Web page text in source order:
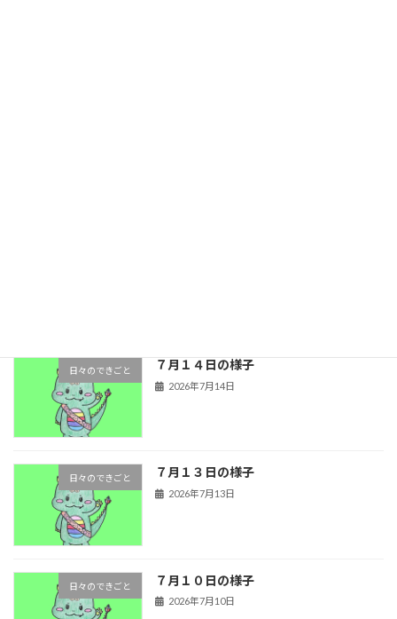
日々のできごと ７月１４日の様子
2026年7月14日
日々のできごと ７月１３日の様子
2026年7月13日
日々のできごと ７月１０日の様子
2026年7月10日